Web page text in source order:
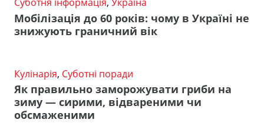
Мобілізація до 60 років: чому в Україні не
знижують граничний вік
Кулінарія, Суботні поради
Як правильно заморожувати гриби на
зиму — сирими, відвареними чи
обсмаженими